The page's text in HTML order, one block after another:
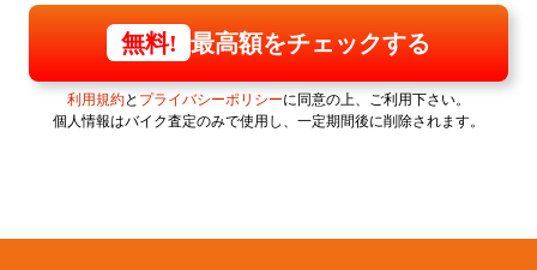
無料! 最高額をチェックする
利用規約と プライバシーポリシーに同意の上、ご利用下さい。
個人情報はバイク査定のみで使用し、一定期間後に削除されます。